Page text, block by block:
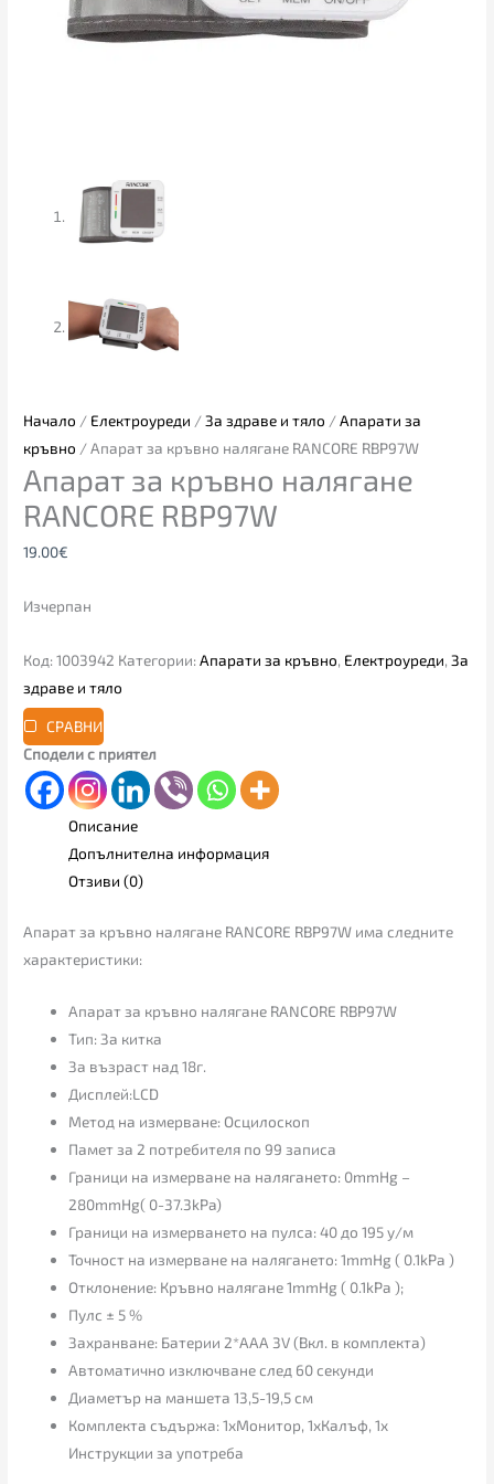
Начало / Електроуреди /За здраве и тяло /Апарати за
кръвно / Апарат за кръвно налягане RANCORE RBP97W
Апарат за кръвно налягане
RANCORE RBP97W
19.00€
Изчерпан
Код:1003942 Категории:Апарати за кръвно, Електроуреди,За
здраве и тяло
СРАВНИ
Сподели с приятел
Описание
Допълнителна информация
Отзиви (0)
Апарат за кръвно налягане RANCORE RBP97W има следните
характеристики:
Апарат за кръвно налягане RANCORE RBP97W
Тип: За китка
За възраст над 18г.
Дисплей:LCD
Метод на измерване: Осцилоскоп
Памет за 2 потребителя по 99 записа
Граници на измерване на налягането: 0mmHg –
280mmHg( 0-37.3kPa)
Граници на измерването на пулса: 40 до 195 у/м
Точност на измерване на налягането: 1mmHg ( 0.1kPa )
Отклонение: Кръвно налягане 1mmHg ( 0.1kPa );
Пулс ± 5 %
Захранване: Батерии 2*ААА 3V (Вкл. в комплекта)
Автоматично изключване след 60 секунди
Диаметър на маншета 13,5-19,5 см
Комплекта съдържа: 1хМонитор, 1хКалъф, 1х
Инструкции за употреба